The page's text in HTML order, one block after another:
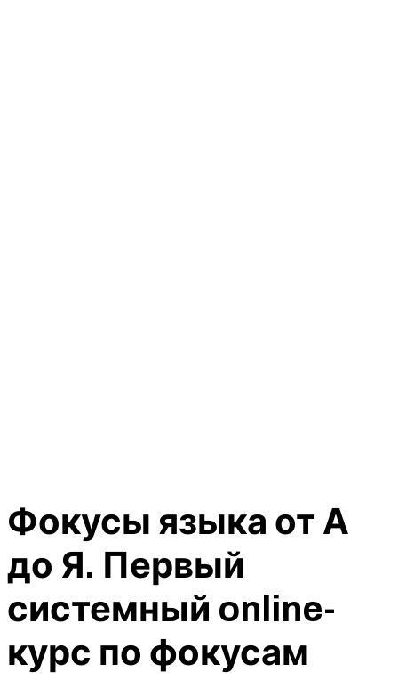
Фокусы языка от А
до Я. Первый
системный online-
курс по фокусам